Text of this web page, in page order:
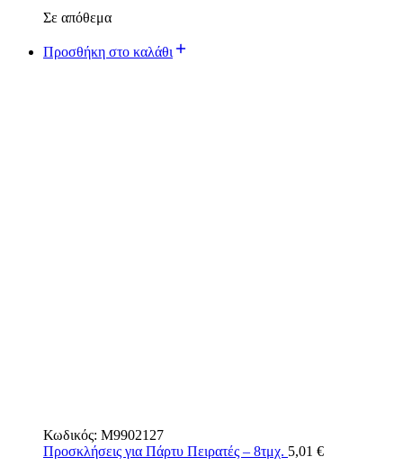
Σε απόθεμα
Προσθήκη στο καλάθι
Κωδικός: M9902127
Προσκλήσεις για Πάρτυ Πειρατές – 8τμχ. 5,01 €